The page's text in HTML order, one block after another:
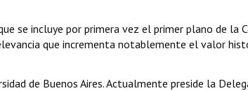
se incluye por primera vez el primer plano de la
que incrementa notablemente el valor
de Buenos Aires. Actualmente preside la